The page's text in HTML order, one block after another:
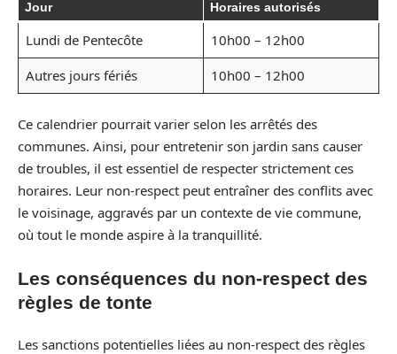
Jour Horaires autorisés
Lundi de Pentecôte
10h00 – 12h00
Autres jours fériés
10h00 – 12h00
Ce calendrier pourrait varier selon les arrêtés des
communes. Ainsi, pour entretenir son jardin sans causer
de troubles, il est essentiel de respecter strictement ces
horaires. Leur non-respect peut entraîner des conflits avec
le voisinage, aggravés par un contexte de vie commune,
où tout le monde aspire à la tranquillité.
Les conséquences du non-respect des
règles de tonte
Les sanctions potentielles liées au non-respect des règles